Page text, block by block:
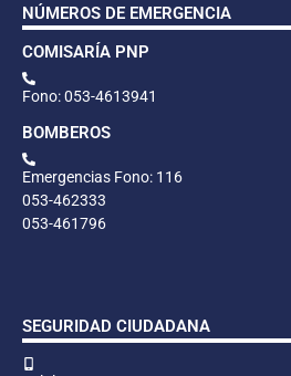
NÚMEROS DE EMERGENCIA
COMISARÍA PNP
Fono: 053-4613941
BOMBEROS
Emergencias Fono: 116
053-462333
053-461796
SEGURIDAD CIUDADANA